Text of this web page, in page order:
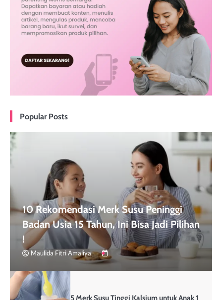
Popular Posts
10 Rekomendasi Merk Susu Peninggi
Badan Usia 15 Tahun, Ini Bisa Jadi Pilihan
!
Maulida Fitri Amaliya
5 Merk Susu Tinggi Kalsium untuk Anak 1